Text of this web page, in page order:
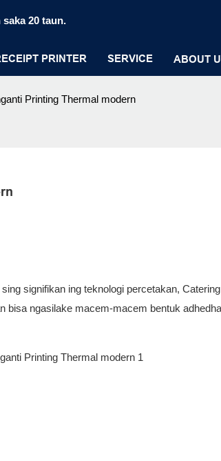
20 taun.
PRINTER SERVICE ABOUT
Printing Thermal modern
signifikan ing teknologi percetakan,
bisa ngasilake macem-macem bentuk